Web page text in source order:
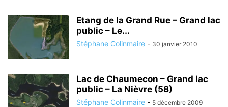
Etang de la Grand Rue – Grand lac
public – Le...
Stéphane Colinmaire - 30 janvier 2010
Lac de Chaumecon – Grand lac
public – La Nièvre (58)
Stéphane Colinmaire - 5 décembre 2009